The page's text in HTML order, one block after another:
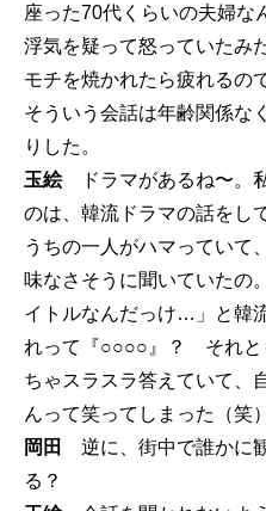
座った70代くらいの夫婦な
浮気を疑って怒っていたみ
モチを焼かれたら疲れるの
そういう会話は年齢関係な
りした。
玉絵
ドラマがあるね〜。
のは、韓流ドラマの話をし
うちの一人がハマっていて
味なさそうに聞いていたの
イトルなんだっけ…」と韓
れって『○○○○』？ それと
ちゃスラスラ答えていて、
んって笑ってしまった（笑
岡田 逆に、街中で誰かに
る？